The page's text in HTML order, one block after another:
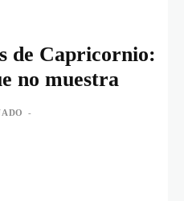
de Capricornio:
no muestra
-